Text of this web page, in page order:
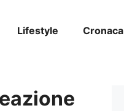
Lifestyle Cronaca